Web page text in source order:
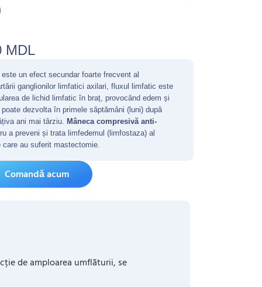
MDL
un efect secundar foarte frecvent al
ganglionilor limfatici axilari, fluxul limfatic este
de lichid limfatic în braț, provocând edem și
dezvolta în primele săptămâni (luni) după
ani mai târziu.
Mâneca compresivă anti-
a preveni și trata limfedemul (limfostaza) al
au suferit mastectomie.
Comandă acum
de amploarea umflăturii, se